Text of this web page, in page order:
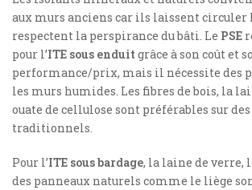
aux murs anciens car ils laissent circuler
respectent la perspirance du bâti. Le PSE
pour l’ITE sous enduit grâce à son coût et
performance/prix, mais il nécessite des
les murs humides. Les fibres de bois, la
ouate de cellulose sont préférables sur
traditionnels.
Pour l’ITE sous bardage, la laine de verre,
des panneaux naturels comme le liège